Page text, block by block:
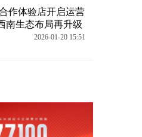
作体验店开启运营
南生态布局再升级
2026-01-20 15:51